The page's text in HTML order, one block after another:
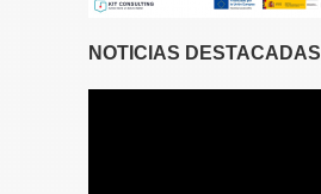
NOTICIAS DESTACADAS